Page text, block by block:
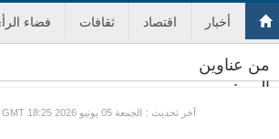
أخبار اقتصاد ثقافات فضاء
من عناوين
اليوم:
GMT الجمعة 05 يونيو 2026 18:25 : آخر تحديث